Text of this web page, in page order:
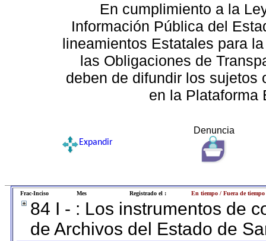
En cumplimiento a la
Información Pública del
lineamientos Estatales para
las Obligaciones de
deben de difundir los sujetos
en la Plataforma
Denuncia
Expandir
Frac-Inciso Mes Registrado el : En tiempo / Fuera de tiempo
84 I - : Los instrumentos de
de Archivos del Estado de